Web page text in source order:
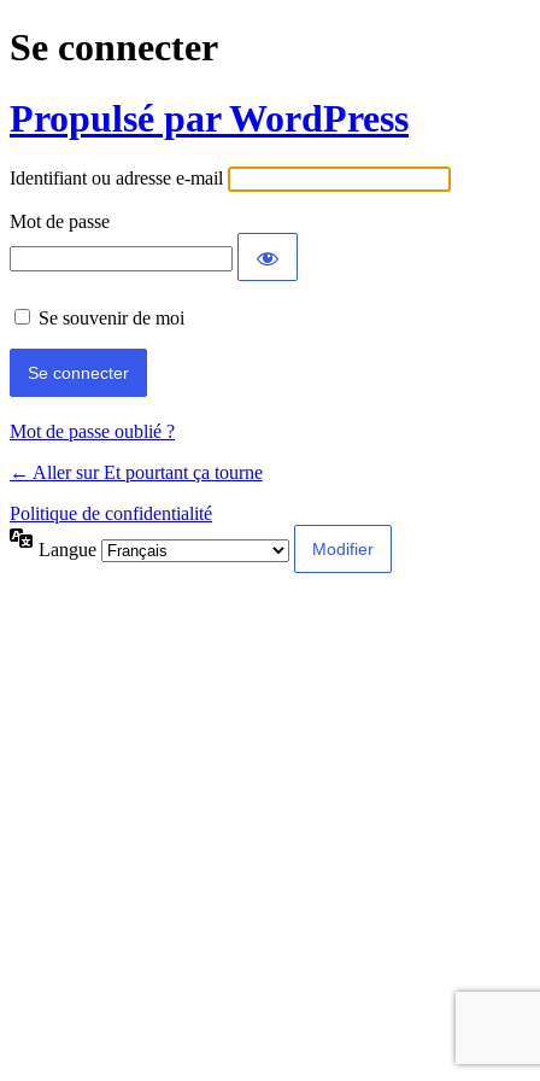
Se connecter
Propulsé par WordPress
Identifiant ou adresse e-mail
Mot de passe
Se souvenir de moi
Mot de passe oublié ?
← Aller sur Et pourtant ça tourne
Politique de confidentialité
Langue